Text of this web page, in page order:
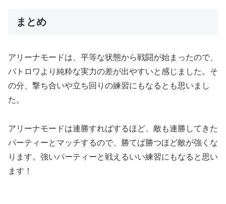
まとめ
アリーナモードは、平等な状態から戦闘が始まったので、
バトロワより純粋な実力の差が出やすいと感じました。そ
の分、撃ち合いや立ち回りの練習にもなるとも思いまし
た。
アリーナモードは連勝すればするほど、敵も連勝してきた
パーティーとマッチするので、勝てば勝つほど敵が強くな
ります。強いパーティーと戦えるいい練習にもなると思い
ます！